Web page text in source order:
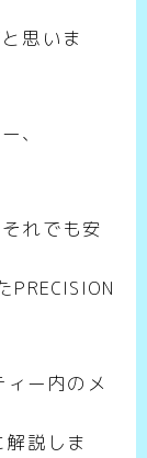
思いま
、
れでも安
PRECISION
ー内のメ
説しま